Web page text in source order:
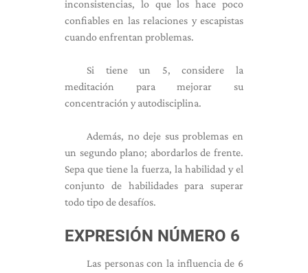
inconsistencias, lo que los hace poco
confiables en las relaciones y escapistas
cuando enfrentan problemas.
Si tiene un 5, considere la
meditación para mejorar su
concentración y autodisciplina.
Además, no deje sus problemas en
un segundo plano; abordarlos de frente.
Sepa que tiene la fuerza, la habilidad y el
conjunto de habilidades para superar
todo tipo de desafíos.
EXPRESIÓN NÚMERO 6
Las personas con la influencia de 6